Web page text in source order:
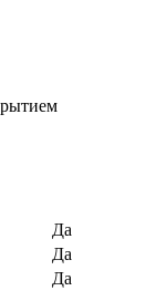
Да
Да
Да